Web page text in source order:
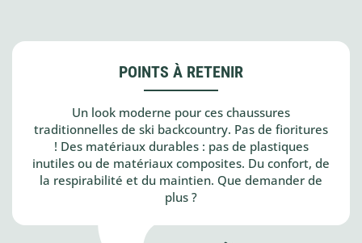
POINTS À RETENIR
Un look moderne pour ces chaussures
traditionnelles de ski backcountry. Pas de fioritures
! Des matériaux durables : pas de plastiques
inutiles ou de matériaux composites. Du confort, de
la respirabilité et du maintien. Que demander de
plus ?